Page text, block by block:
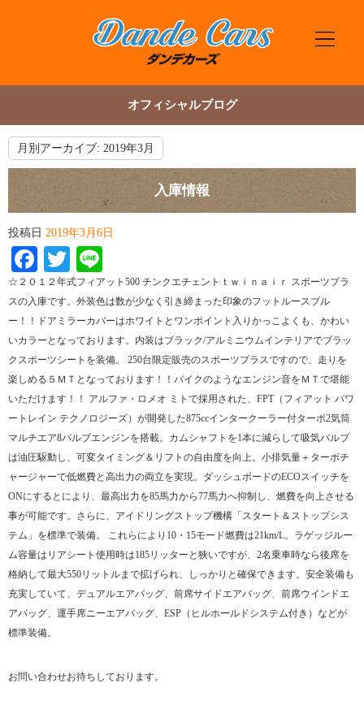
オフィシャルブログ
月別アーカイブ: 2019年3月
入庫情報
投稿日 2019年3月6日
Facebook
Twitter
☆２０１２年式フィアット500 チンクエチェントｔｗｉｎａｉｒ スポーツプラ
スの入庫です。外装色は数が少なく引き締まった印象のフットルースブル
ー！！ドアミラーカバーはホワイトとワンポイント入りかっこよくも、かわい
いカラーとなっております。内装はブラック/アルミニウムインテリアでブラッ
クスポーツシートを装備。 250台限定販売のスポーツプラスですので、走りを
楽しめる５ＭＴとなっております！！バイクのようなエンジン音をＭＴで堪能
いただけます！！ ​アルファ・ロメオ ミトで採用された、FPT（フィアット パワ
ートレイン テクノロジーズ）が開発した875ccインタークーラー付ターボ2気筒
マルチエア8バルブエンジンを搭載。カムシャフトを1本に減らして吸気バルブ
は油圧駆動し、可変タイミング＆リフトの自由度を向上。小排気量＋ターボチ
ャージャーで低燃費と高出力の両立を実現。ダッシュボードのECOスイッチを
ONにするとにより、最高出力を85馬力から77馬力へ抑制し、燃費を向上させる
事が可能です。さらに、アイドリングストップ機構「スタート＆ストップシス
テム」を標準で装備。 これらにより10・15モード燃費は21km/L。ラゲッジルー
ム容量はリアシート使用時は185リッターと狭いですが、2名乗車時なら後席を
格納して最大550リットルまで拡げられ、しっかりと確保できます。安全装備も
充実していて、デュアルエアバッグ、前席サイドエアバッグ、前席ウインドエ
アバッグ、運手席ニーエアバッグ、ESP（ヒルホールドシステム付き）などが
標準装備。
お問い合わせお待ちしております。